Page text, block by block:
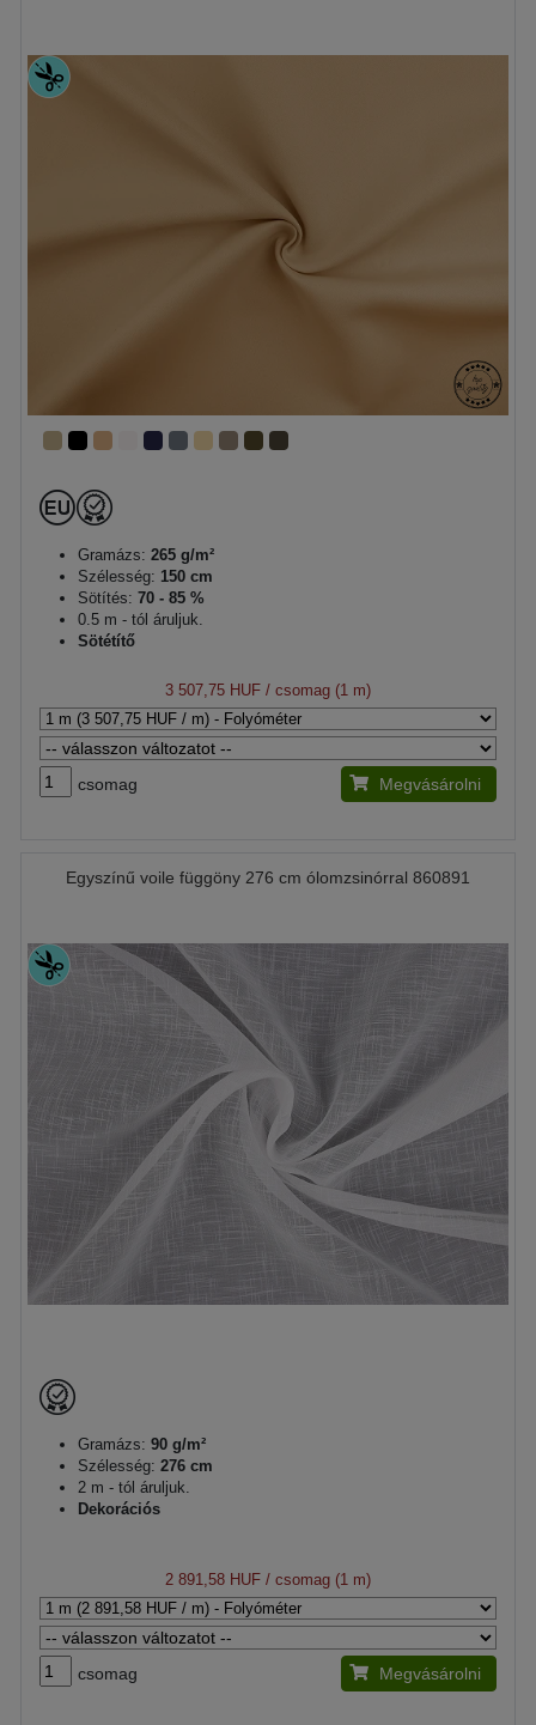
Gramázs: 265 g/m²
Szélesség: 150 cm
Sötítés: 70 - 85 %
0.5 m - tól áruljuk.
Sötétítő
3 507,75 HUF / csomag (1 m)
csomag Megvásárolni
Egyszínű voile függöny 276 cm ólomzsinórral 860891
Gramázs: 90 g/m²
Szélesség: 276 cm
2 m - tól áruljuk.
Dekorációs
2 891,58 HUF / csomag (1 m)
csomag Megvásárolni